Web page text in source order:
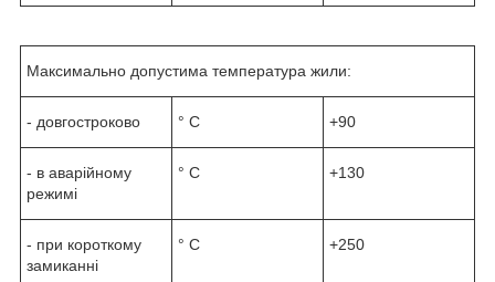
Максимально допустима температура жили:
- довгостроково ° С +90
- в аварійному
режимі
° С +130
- при короткому
замиканні
° С +250